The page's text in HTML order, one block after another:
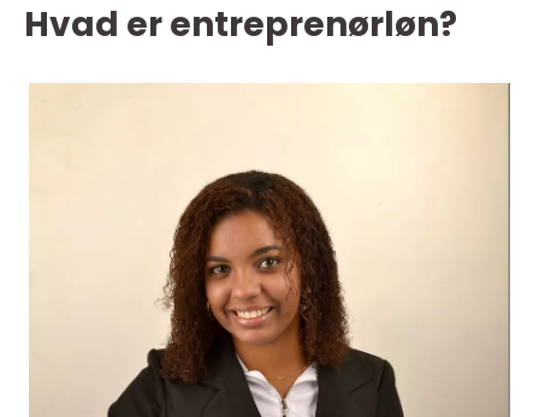
Hvad er entreprenørløn?